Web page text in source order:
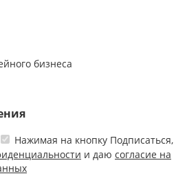
бизнеса
Нажимая на кнопку Подписаться,
и даю согласие на